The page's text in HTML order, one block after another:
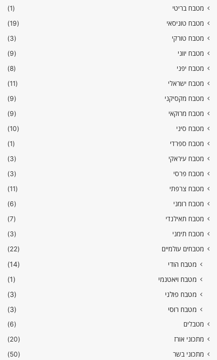
מטבח בריטי
(1)
מטבח טוניסאי
(19)
מטבח טורקי
(3)
מטבח יווני
(9)
מטבח יפני
(8)
מטבח ישראלי
(11)
מטבח מקסיקני
(9)
מטבח מרוקאי
(9)
מטבח סיני
(10)
מטבח ספרדי
(1)
מטבח עיראקי
(3)
מטבח פרסי
(3)
מטבח צרפתי
(11)
מטבח רומני
(6)
מטבח תאילנדי
(7)
מטבח תימני
(3)
מטבחים עולמיים
(22)
מטבח הודי
(14)
מטבח ויאטנמי
(1)
מטבח פולני
(3)
מטבח רוסי
(3)
מטבלים
(6)
מתכוני אורז
(20)
מתכוני בשר
(50)